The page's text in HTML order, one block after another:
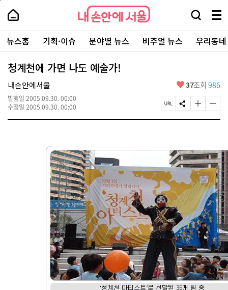
본
로
가
내
손
안
에
서
울
-
서
울
시
대
표
소
내
손
에
울
검
창
열
기
메
뉴
전
체
보
주
요
서
뉴스홈 기획·이슈 분야별 뉴스 비주얼 뉴스 우리동
청계천에 가면 나도 예술가!
내손안에서울
발행일 2005.09.30. 00:00
수정일 2005.09.30. 00:00
좋
요
37조회 986
페
이
L
복
사
S
N
하
기
글
자
게
변
경
하
기
글
자
게
변
경
하
기
페
상
단
로